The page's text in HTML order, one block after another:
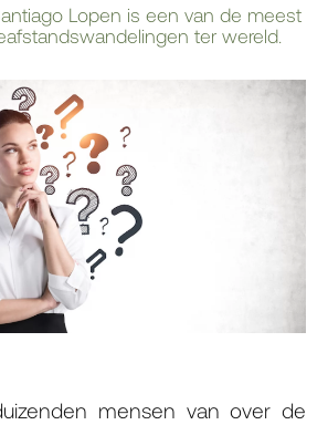
Lopen is een van de meest
ter wereld.
mensen van over de